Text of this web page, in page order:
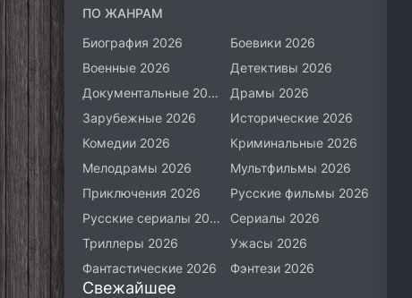
ПО ЖАНРАМ
Биография 2026
Боевики 2026
Военные 2026
Детективы 2026
Документальные 2026
Драмы 2026
Зарубежные 2026
Исторические 2026
Комедии 2026
Криминальные 2026
Мелодрамы 2026
Мультфильмы 2026
Приключения 2026
Русские фильмы 2026
Русские сериалы 2026
Сериалы 2026
Триллеры 2026
Ужасы 2026
Фантастические 2026
Фэнтези 2026
Свежайшее